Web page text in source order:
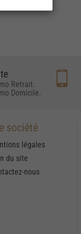
Retrait.
Domicile.
société
légales
du site
nous